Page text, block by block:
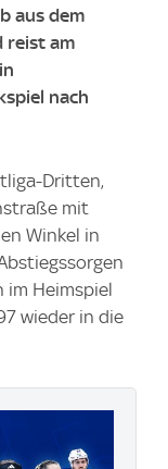
aus dem
reist am
nach
Dritten,
mit
Winkel in
im Heimspiel
wieder in die